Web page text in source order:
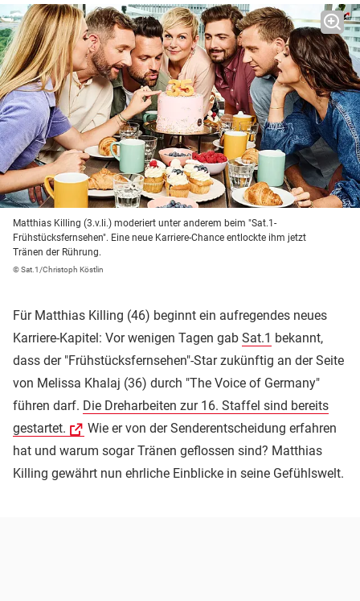
Matthias Killing (3.v.li.) moderiert unter anderem beim "Sat.1-
Frühstücksfernsehen". Eine neue Karriere-Chance entlockte ihm jetzt
Tränen der Rührung.
© Sat.1/Christoph Köstlin
Für Matthias Killing (46) beginnt ein aufregendes neues
Karriere-Kapitel: Vor wenigen Tagen gab Sat.1 bekannt,
dass der "Frühstücksfernsehen"-Star zukünftig an der Seite
von Melissa Khalaj (36) durch "The Voice of Germany"
führen darf. Die Dreharbeiten zur 16. Staffel sind bereits
gestartet.
Wie er von der Senderentscheidung erfahren
hat und warum sogar Tränen geflossen sind? Matthias
Killing gewährt nun ehrliche Einblicke in seine Gefühlswelt.